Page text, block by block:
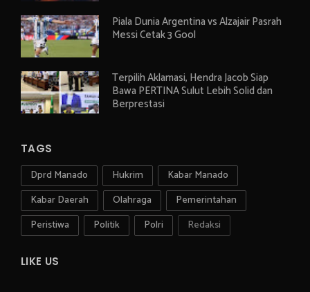
Piala Dunia Argentina vs Alzajair Pasrah
Messi Cetak 3 Gool
Terpilih Aklamasi, Hendra Jacob Siap
Bawa PERTINA Sulut Lebih Solid dan
Berprestasi
TAGS
Dprd Manado Hukrim
Kabar Manado
Kabar Daerah
Olahraga
Pemerintahan
Peristiwa
Politik Polri Redaksi
LIKE US